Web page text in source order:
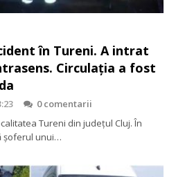
în Tureni. A intrat
Circulația a fost
0 comentarii
Tureni din județul Cluj. În
șoferul unui…